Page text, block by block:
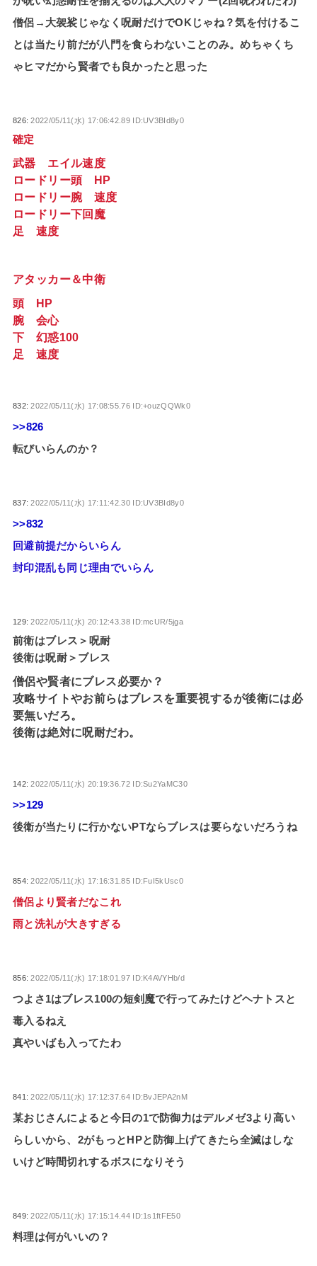
僧侶→大袈裟じゃなく呪耐だけでOKじゃね？気を付けるこ
とは当たり前だが八門を食らわないことのみ。めちゃくち
ゃヒマだから賢者でも良かったと思った
826:2022/05/11(水) 17:06:42.89 ID:UV3BId8y0
確定
武器 エイル速度
ロードリー頭 HP
ロードリー腕 速度
ロードリー下回魔
足 速度
アタッカー＆中衛
頭 HP
腕 会心
下 幻惑100
足 速度
832:2022/05/11(水) 17:08:55.76 ID:+ouzQQWk0
>>826
転びいらんのか？
837:2022/05/11(水) 17:11:42.30 ID:UV3BId8y0
>>832
回避前提だからいらん
封印混乱も同じ理由でいらん
129:2022/05/11(水) 20:12:43.38 ID:mcUR/5jga
前衛はブレス＞呪耐
後衛は呪耐＞ブレス
僧侶や賢者にブレス必要か？
攻略サイトやお前らはブレスを重要視するが後衛には必
要無いだろ。
後衛は絶対に呪耐だわ。
142:2022/05/11(水) 20:19:36.72 ID:Su2YaMC30
>>129
後衛が当たりに行かないPTならブレスは要らないだろうね
854:2022/05/11(水) 17:16:31.85 ID:FuI5kUsc0
僧侶より賢者だなこれ
雨と洗礼が大きすぎる
856:2022/05/11(水) 17:18:01.97 ID:K4AVYHb/d
つよさ1はブレス100の短剣魔で行ってみたけどヘナトスと
毒入るねえ
真やいばも入ってたわ
841:2022/05/11(水) 17:12:37.64 ID:BvJEPA2nM
某おじさんによると今日の1で防御力はデルメゼ3より高い
らしいから、2がもっとHPと防御上げてきたら全滅はしな
いけど時間切れするボスになりそう
849:2022/05/11(水) 17:15:14.44 ID:1s1ftFE50
料理は何がいいの？